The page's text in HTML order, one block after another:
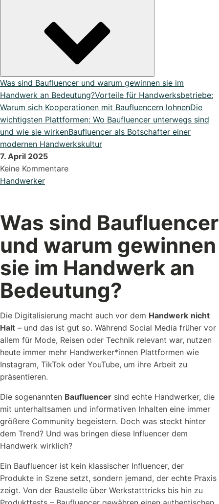
Übergeben Sie Ihre Daten ganze einfach an DATEV
Alle Erweiterungen ansehen
Organisiere deine Aufträge in Überischtlichen Projekten
Lexikon
Bei uns im Lexikon findest du zu allen Fachbegriffen die
passende ...
Roadmap & Ideen
Eine klare Roadmap ist der Schlüssel, um innovative
Ideen...
Referenzen
Schauen Sie einen kleinen Auszug
unserer Referenzen an...
Vorlagen
Was sind Baufluencer und warum gewinnen sie im
Handwerk an Bedeutung?Vorteile für Handwerksbetriebe:
Warum sich Kooperationen mit Baufluencern lohnenDie
wichtigsten Plattformen: Wo Baufluencer unterwegs sind
und wie sie wirkenBaufluencer als Botschafter einer
modernen Handwerkskultur
7. April 2025
Keine Kommentare
Handwerker
Was sind Baufluencer
und warum gewinnen
sie im Handwerk an
Bedeutung?
Die Digitalisierung macht auch vor dem Handwerk nicht
Halt – und das ist gut so. Während Social Media früher vor
allem für Mode, Reisen oder Technik relevant war, nutzen
heute immer mehr Handwerker*innen Plattformen wie
Instagram, TikTok oder YouTube, um ihre Arbeit zu
präsentieren.
Die sogenannten Baufluencer sind echte Handwerker, die
mit unterhaltsamen und informativen Inhalten eine immer
größere Community begeistern. Doch was steckt hinter
dem Trend? Und was bringen diese Influencer dem
Handwerk wirklich?
Ein Baufluencer ist kein klassischer Influencer, der
Produkte in Szene setzt, sondern jemand, der echte Praxis
zeigt. Von der Baustelle über Werkstatttricks bis hin zu